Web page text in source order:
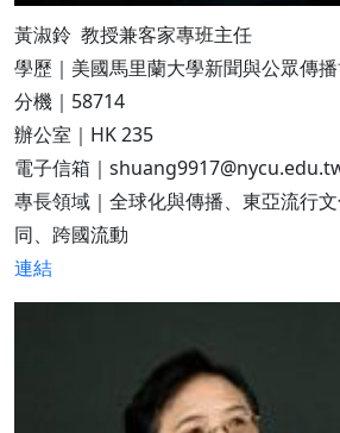
黃淑鈴 教授兼客家專班主任
學歷｜美國馬里蘭大學新聞與公眾傳
分機｜58714
辦公室｜HK 235
電子信箱｜
專長領域｜全球化與傳播、東亞流行
同、跨國流動
連結